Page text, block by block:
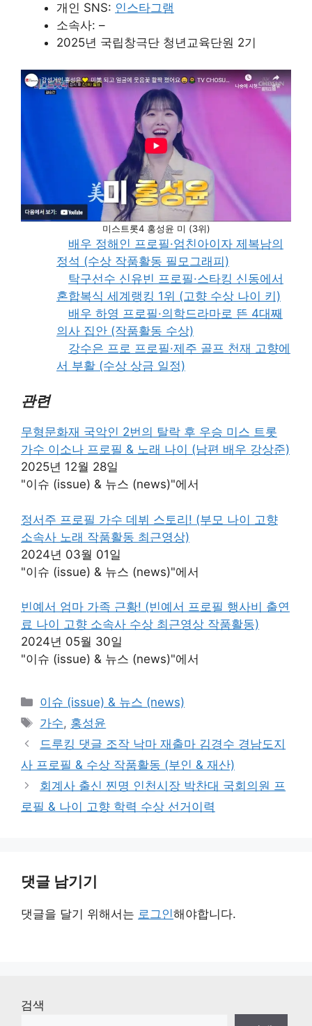
개인 SNS: 인스타그램
소속사: –
2025년 국립창극단 청년교육단원 2기
미스트롯4 홍성윤 미 (3위)
배우 정해인 프로필·엄친아이자 제복남의
정석 (수상 작품활동 필모그래피)
탁구선수 신유빈 프로필·스타킹 신동에서
혼합복식 세계랭킹 1위 (고향 수상 나이 키)
배우 하영 프로필·의학드라마로 뜬 4대째
의사 집안 (작품활동 수상)
강수은 프로 프로필·제주 골프 천재 고향에
서 부활 (수상 상금 일정)
관련
무형문화재 국악인 2번의 탈락 후 우승 미스 트롯
가수 이소나 프로필 & 노래 나이 (남편 배우 강상준)
2025년 12월 28일
"이슈 (issue) & 뉴스 (news)"에서
정서주 프로필 가수 데뷔 스토리! (부모 나이 고향
소속사 노래 작품활동 최근영상)
2024년 03월 01일
"이슈 (issue) & 뉴스 (news)"에서
빈예서 엄마 가족 근황! (빈예서 프로필 행사비 출연
료 나이 고향 소속사 수상 최근영상 작품활동)
2024년 05월 30일
"이슈 (issue) & 뉴스 (news)"에서
카
테
리
이슈 (issue) & 뉴스 (news)
태
그
가수, 홍성윤
드루킹 댓글 조작 낙마 재출마 김경수 경남도지
사 프로필 & 수상 작품활동 (부인 & 재산)
회계사 출신 찐명 인천시장 박찬대 국회의원 프
로필 & 나이 고향 학력 수상 선거이력
댓글 남기기
댓글을 달기 위해서는 로그인해야합니다.
검색